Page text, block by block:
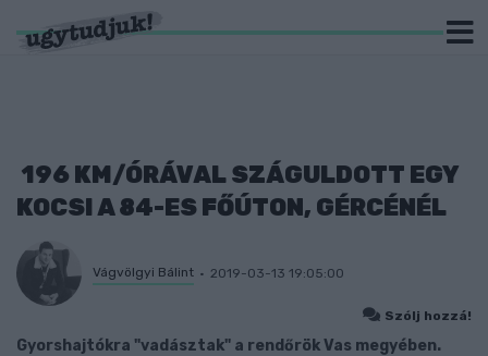
196 KM/ÓRÁVAL SZÁGULDOTT EGY
KOCSI A 84-ES FŐÚTON, GÉRCÉNÉL
Vágvölgyi Bálint 2019-03-13 19:05:00
Szólj hozzá!
Gyorshajtókra "vadásztak" a rendőrök Vas megyében.